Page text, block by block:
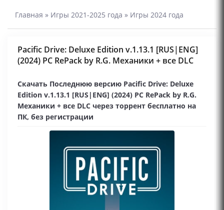
Главная » Игры 2021-2025 года » Игры 2024 года
Pacific Drive: Deluxe Edition v.1.13.1 [RUS|ENG]
(2024) PC RePack by R.G. Механики + все DLC
Скачать Последнюю версию Pacific Drive: Deluxe
Edition v.1.13.1 [RUS|ENG] (2024) PC RePack by R.G.
Механики + все DLC через торрент бесплатно на
ПК, без регистрации